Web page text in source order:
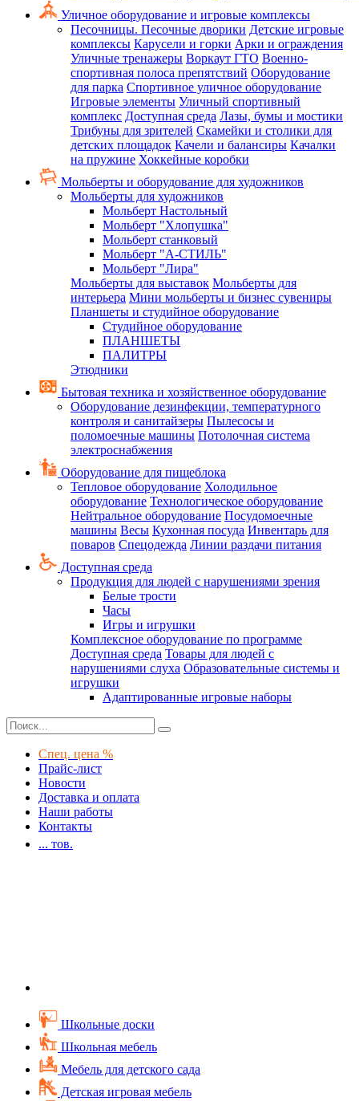
Уличное оборудование и игровые комплексы
Песочницы. Песочные дворики Детские игровые
комплексы Карусели и горки Арки и ограждения
Уличные тренажеры Воркаут ГТО Военно-
спортивная полоса препятствий Оборудование
для парка Спортивное уличное оборудование
Игровые элементы Уличный спортивный
комплекс Доступная среда Лазы, бумы и мостики
Трибуны для зрителей Скамейки и столики для
детских площадок Качели и балансиры Качалки
на пружине Хоккейные коробки
Мольберты и оборудование для художников
Мольберты для художников
Мольберт Настольный
Мольберт "Хлопушка"
Мольберт станковый
Мольберт "А-СТИЛЬ"
Мольберт "Лира"
Мольберты для выставок Мольберты для
интерьера Мини мольберты и бизнес сувениры
Планшеты и студийное оборудование
Студийное оборудование
ПЛАНШЕТЫ
ПАЛИТРЫ
Этюдники
Бытовая техника и хозяйственное оборудование
Оборудование дезинфекции, температурного
контроля и санитайзеры Пылесосы и
поломоечные машины Потолочная система
электроснабжения
Оборудование для пищеблока
Тепловое оборудование Холодильное
оборудование Технологическое оборудование
Нейтральное оборудование Посудомоечные
машины Весы Кухонная посуда Инвентарь для
поваров Спецодежда Линии раздачи питания
Доступная среда
Продукция для людей с нарушениями зрения
Белые трости
Часы
Игры и игрушки
Комплексное оборудование по программе
Доступная среда Товары для людей с
нарушениями слуха Образовательные системы и
игрушки
Адаптированные игровые наборы
Спец. цена %
Прайс-лист
Новости
Доставка и оплата
Наши работы
Контакты
... тов.
Школьные доски
Школьная мебель
Мебель для детского сада
Детская игровая мебель